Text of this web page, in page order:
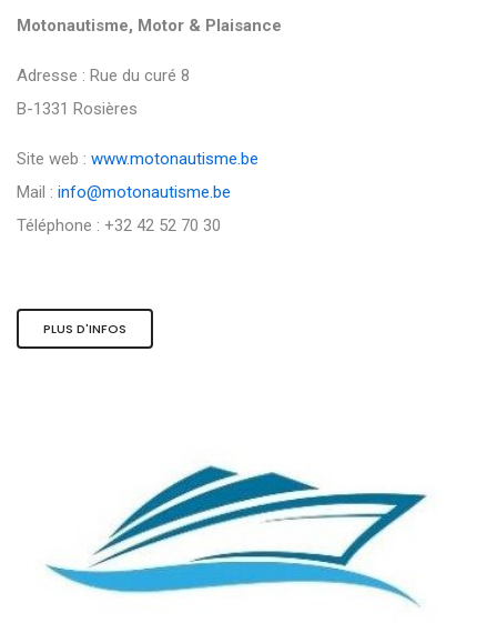
Motonautisme, Motor & Plaisance
Adresse : Rue du curé 8
B-1331 Rosières
Site web : www.motonautisme.be
Mail : info@motonautisme.be
Téléphone : +32 42 52 70 30
PLUS D'INFOS